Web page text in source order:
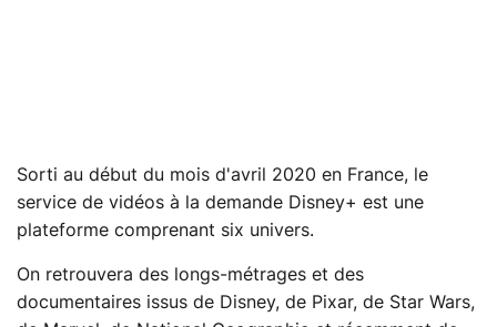
Sorti au début du mois d'avril 2020 en France, le
service de vidéos à la demande Disney+ est une
plateforme comprenant six univers.
On retrouvera des longs-métrages et des
documentaires issus de Disney, de Pixar, de Star Wars,